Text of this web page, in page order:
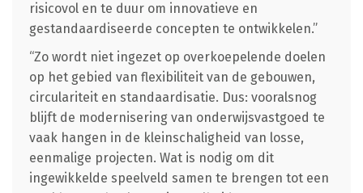
risicovol en te duur om innovatieve en
gestandaardiseerde concepten te ontwikkelen.”
“Zo wordt niet ingezet op overkoepelende doelen
op het gebied van flexibiliteit van de gebouwen,
circulariteit en standaardisatie. Dus: vooralsnog
blijft de modernisering van onderwijsvastgoed te
vaak hangen in de kleinschaligheid van losse,
eenmalige projecten. Wat is nodig om dit
ingewikkelde speelveld samen te brengen tot een